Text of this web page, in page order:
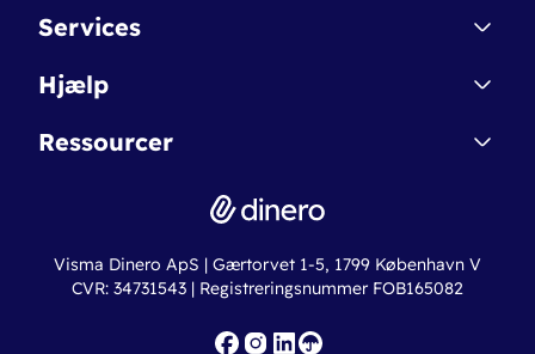
Kontakt
Betingelser & Sikkerhed
Nye funktioner
Services
Dinero Starter
Dinero Pro
Erhvervslån
Fakturaskabeloner
Hjælp
Regnskabsordbogen
Online regnskabskurser
Ressourcer
Ny virksomhed
Iværksætterlegat
Visma Dinero ApS | Gærtorvet 1-5, 1799 København V
CVR: 34731543 | Registreringsnummer FOB165082